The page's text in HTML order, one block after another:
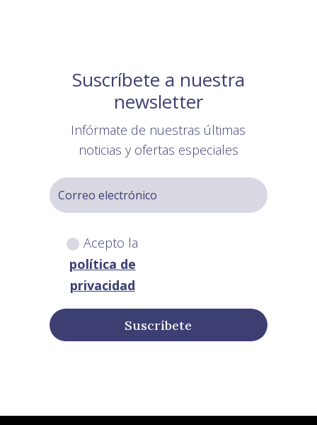
Suscríbete a nuestra
newsletter
Infórmate de nuestras últimas
noticias y ofertas especiales
Acepto la
política de
privacidad
Suscríbete